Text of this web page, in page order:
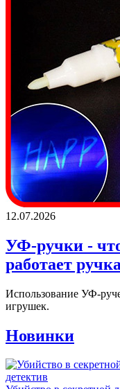
12.07.2026
УФ-ручки -
работает
Использование УФ-
игрушек.
Новинки